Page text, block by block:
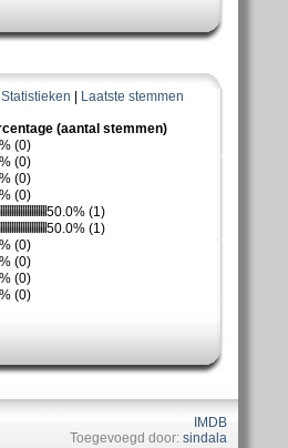
Statistieken Laatste stemmen
(aantal stemmen)
(0)
(0)
(0)
(0)
50.0% (1)
50.0% (1)
(0)
(0)
(0)
(0)
IMDB
Toegevoegd door: sindala